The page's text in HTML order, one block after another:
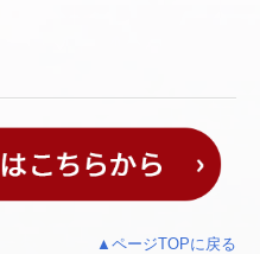
▲ページTOPに戻る